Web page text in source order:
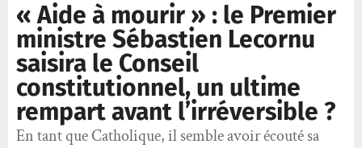
« Aide à mourir » : le Premier
ministre Sébastien Lecornu
saisira le Conseil
constitutionnel, un ultime
rempart avant l’irréversible ?
En tant que Catholique, il semble avoir écouté sa